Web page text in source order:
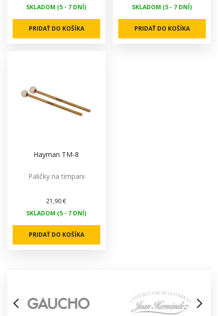
SKLADOM (5 - 7 DNÍ)
PRIDAŤ DO KOŠÍKA
SKLADOM (5 - 7 DNÍ)
PRIDAŤ DO KOŠÍKA
Hayman TM-8
Paličky na timpani
21,90 €
SKLADOM (5 - 7 DNÍ)
PRIDAŤ DO KOŠÍKA
arrow_back_ios arrow_forward_ios